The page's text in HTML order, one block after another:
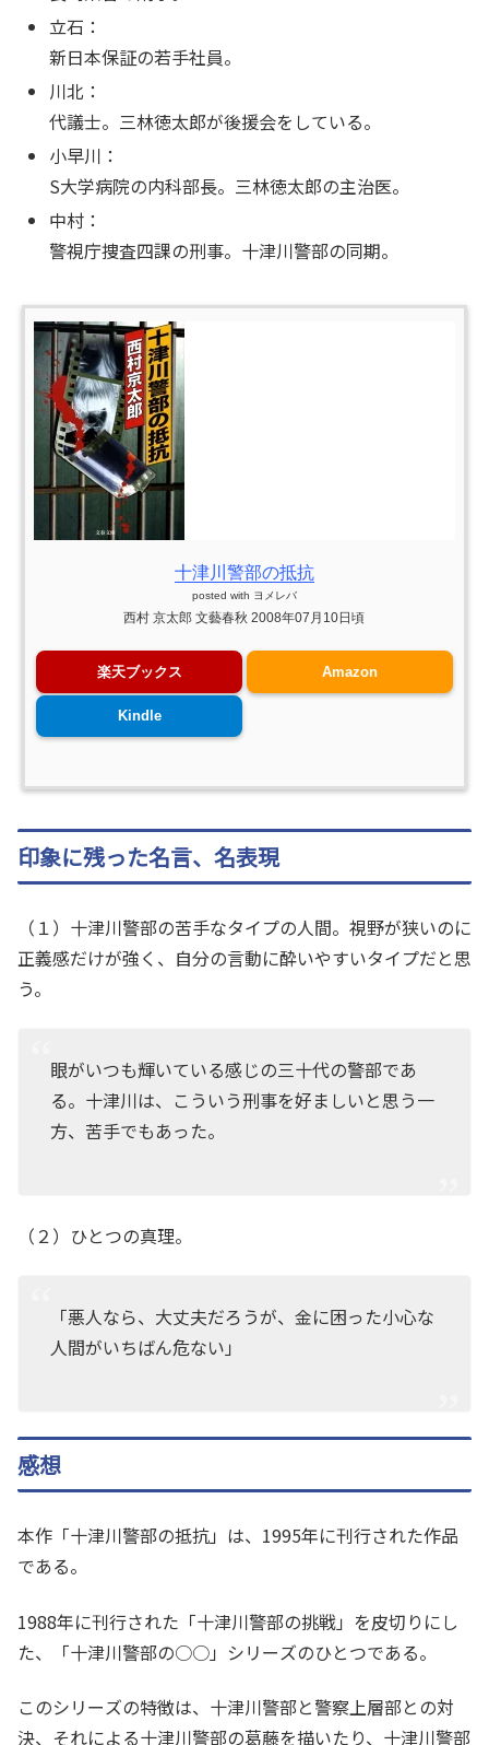
立石：
新日本保証の若手社員。
川北：
代議士。三林徳太郎が後援会をしている。
小早川：
S大学病院の内科部長。三林徳太郎の主治医。
中村：
警視庁捜査四課の刑事。十津川警部の同期。
十津川警部の抵抗
posted with ヨメレバ
西村 京太郎 文藝春秋 2008年07月10日頃
楽天ブックス Amazon
Kindle
印象に残った名言、名表現
（１）十津川警部の苦手なタイプの人間。視野が狭いのに
正義感だけが強く、自分の言動に酔いやすいタイプだと思
う。
眼がいつも輝いている感じの三十代の警部であ
る。十津川は、こういう刑事を好ましいと思う一
方、苦手でもあった。
（２）ひとつの真理。
「悪人なら、大丈夫だろうが、金に困った小心な
人間がいちばん危ない」
感想
本作「十津川警部の抵抗」は、1995年に刊行された作品
である。
1988年に刊行された「十津川警部の挑戦」を皮切りにし
た、「十津川警部の○○」シリーズのひとつである。
このシリーズの特徴は、十津川警部と警察上層部との対
決、それによる十津川警部の葛藤を描いたり、十津川警部